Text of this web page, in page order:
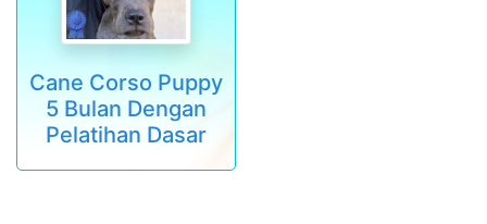
Cane Corso Puppy
5 Bulan Dengan
Pelatihan Dasar